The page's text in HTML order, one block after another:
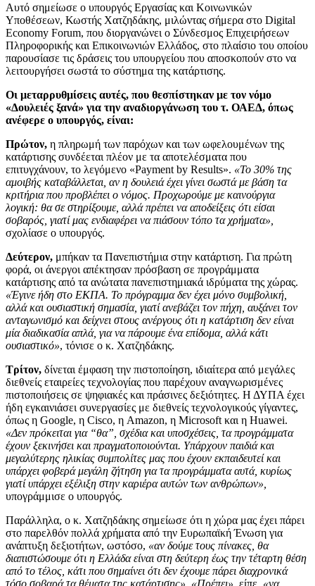
Αυτό σημείωσε ο υπουργός Εργασίας και Κοινωνικών
Υποθέσεων, Κωστής Χατζηδάκης, μιλώντας σήμερα στο Digital
Economy Forum, που διοργανώνει ο Σύνδεσμος Επιχειρήσεων
Πληροφορικής και Επικοινωνιών Ελλάδος, στο πλαίσιο του οποίου
παρουσίασε τις δράσεις του υπουργείου που αποσκοπούν στο να
λειτουργήσει σωστά το σύστημα της κατάρτισης.
Οι μεταρρυθμίσεις αυτές, που θεσπίστηκαν με τον νόμο
«Δουλειές ξανά» για την αναδιοργάνωση του τ. ΟΑΕΔ, όπως
ανέφερε ο υπουργός, είναι:
Πρώτον, η πληρωμή των παρόχων και των ωφελουμένων της
κατάρτισης συνδέεται πλέον με τα αποτελέσματα που
επιτυγχάνουν, το λεγόμενο «Payment by Results». «Το 30% της
αμοιβής καταβάλλεται, αν η δουλειά έχει γίνει σωστά με βάση τα
κριτήρια που προβλέπει ο νόμος. Προχωρούμε με καινούργια
λογική: θα σε στηρίξουμε, αλλά πρέπει να αποδείξεις ότι είσαι
σοβαρός, γιατί μας ενδιαφέρει να πιάσουν τόπο τα χρήματα»,
σχολίασε ο υπουργός.
Δεύτερον, μπήκαν τα Πανεπιστήμια στην κατάρτιση. Για πρώτη
φορά, οι άνεργοι απέκτησαν πρόσβαση σε προγράμματα
κατάρτισης από τα ανώτατα πανεπιστημιακά ιδρύματα της χώρας.
«Έγινε ήδη στο ΕΚΠΑ. Το πρόγραμμα δεν έχει μόνο συμβολική,
αλλά και ουσιαστική σημασία, γιατί ανεβάζει τον πήχη, αυξάνει τον
ανταγωνισμό και δείχνει στους ανέργους ότι η κατάρτιση δεν είναι
μία διαδικασία απλά, για να πάρουμε ένα επίδομα, αλλά κάτι
ουσιαστικό», τόνισε ο κ. Χατζηδάκης.
Τρίτον, δίνεται έμφαση την πιστοποίηση, ιδιαίτερα από μεγάλες
διεθνείς εταιρείες τεχνολογίας που παρέχουν αναγνωρισμένες
πιστοποιήσεις σε ψηφιακές και πράσινες δεξιότητες. Η ΔΥΠΑ έχει
ήδη εγκαινιάσει συνεργασίες με διεθνείς τεχνολογικούς γίγαντες,
όπως η Google, η Cisco, η Amazon, η Microsoft και η Huawei.
«Δεν πρόκειται για “θα”, σχέδια και υποσχέσεις, τα προγράμματα
έχουν ξεκινήσει και πραγματοποιούνται. Υπάρχουν παιδιά και
μεγαλύτερης ηλικίας συμπολίτες μας που έχουν εκπαιδευτεί και
υπάρχει φοβερά μεγάλη ζήτηση για τα προγράμματα αυτά, κυρίως
γιατί υπάρχει εξέλιξη στην καριέρα αυτών των ανθρώπων»,
υπογράμμισε ο υπουργός.
Παράλληλα, ο κ. Χατζηδάκης σημείωσε ότι η χώρα μας έχει πάρει
στο παρελθόν πολλά χρήματα από την Ευρωπαϊκή Ένωση για
ανάπτυξη δεξιοτήτων, ωστόσο, «αν δούμε τους πίνακες, θα
διαπιστώσουμε ότι η Ελλάδα είναι στη δεύτερη έως την τέταρτη θέση
από το τέλος, κάτι που σημαίνει ότι δεν έχουμε πάρει διαχρονικά
τόσο σοβαρά τα θέματα της κατάρτισης». «Πρέπει» , είπε, «να